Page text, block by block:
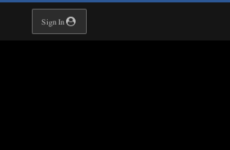
Sign In